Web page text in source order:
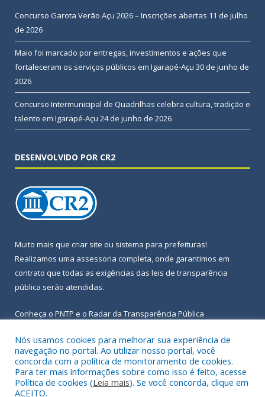
Concurso Garota Verão Açu 2026 – Inscrições abertas 11 de julho
de 2026
Maio foi marcado por entregas, investimentos e ações que
fortaleceram os serviços públicos em Igarapé-Açu 30 de junho de
2026
Concurso Intermunicipal de Quadrilhas celebra cultura, tradição e
talento em Igarapé-Açu 24 de junho de 2026
DESENVOLVIDO POR CR2
Muito mais que criar site ou sistema para prefeituras!
Realizamos uma assessoria completa, onde garantimos em
contrato que todas as exigências das leis de transparência
pública serão atendidas.
Conheça o PNTP e o Radar da Transparência Pública
Todos os direitos reservados a Prefeitura Municipal de Igarapé-
Açu.
Nós usamos cookies para melhorar sua experiência de
navegação no portal. Ao utilizar nosso portal, você
concorda com a política de monitoramento de cookies.
Para ter mais informações sobre como isso é feito, acesse
Política de cookies (Leia mais). Se você concorda, clique em
ACEITO.